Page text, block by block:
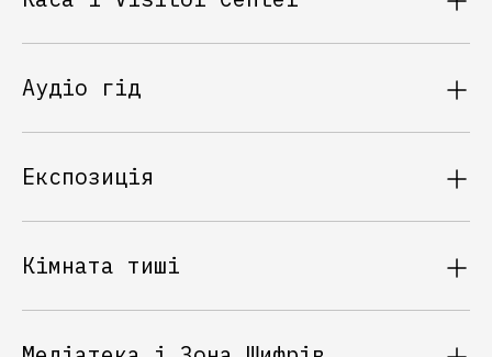
Аудіо гід
Експозиція
Кімната тиші